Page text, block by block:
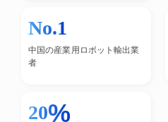
No.1
中国の産業用ロボット輸出業
者
20%